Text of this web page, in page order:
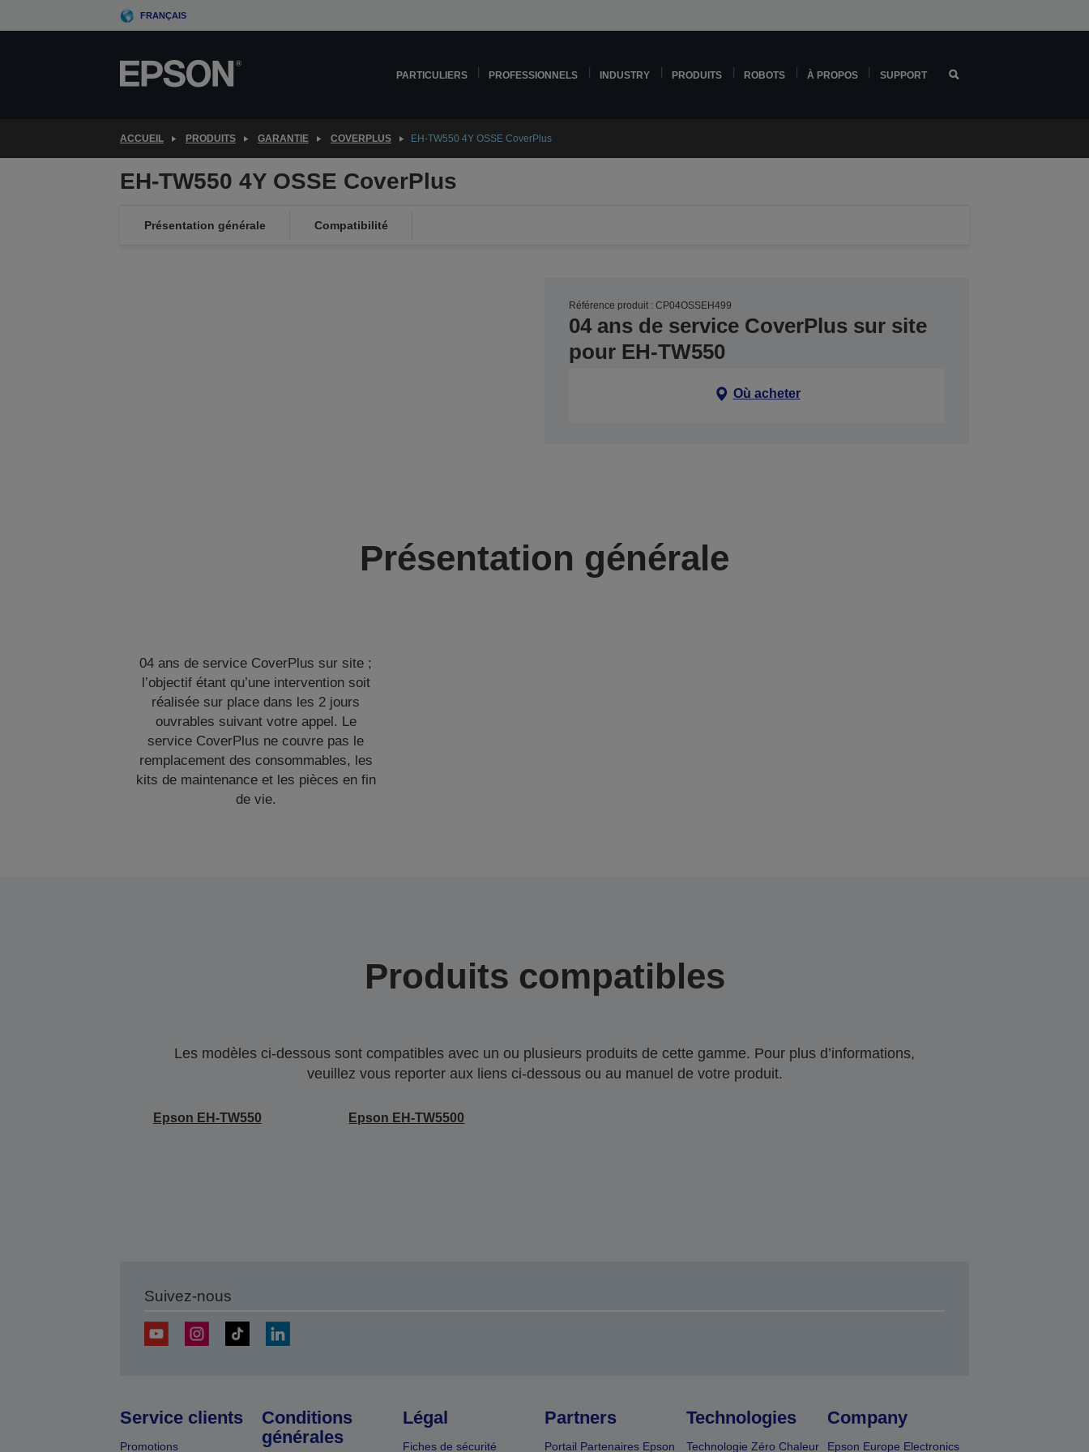
to
FRANÇAIS
PARTICULIERS PROFESSIONNELS INDUSTRY PRODUITS ROBOTS À PROPOS SUPPORT
ACCUEIL PRODUITS GARANTIE COVERPLUS EH-TW550 4Y OSSE CoverPlus
EH-TW550 4Y OSSE CoverPlus
Présentation générale Compatibilité
Référence produit : CP04OSSEH499
04 ans de service CoverPlus sur site
pour EH-TW550
Où acheter
Présentation générale
04 ans de service CoverPlus sur site ;
l’objectif étant qu’une intervention soit
réalisée sur place dans les 2 jours
ouvrables suivant votre appel. Le
service CoverPlus ne couvre pas le
remplacement des consommables, les
kits de maintenance et les pièces en fin
de vie.
Produits compatibles
Les modèles ci-dessous sont compatibles avec un ou plusieurs produits de cette gamme. Pour plus d’informations,
veuillez vous reporter aux liens ci-dessous ou au manuel de votre produit.
Epson EH-TW550 Epson EH-TW5500
Suivez-nous
Service clients
Promotions
Conditions
générales
Légal
Fiches de sécurité
Partners
Portail Partenaires Epson
Technologies
Technologie Zéro Chaleur
Company
Epson Europe Electronics